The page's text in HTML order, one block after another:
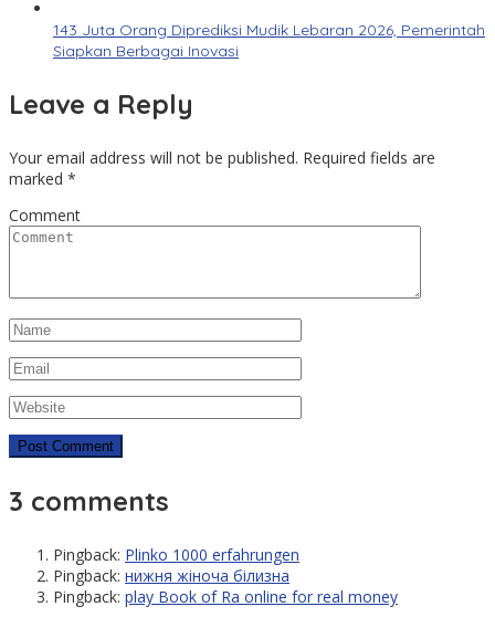
143 Juta Orang Diprediksi Mudik Lebaran 2026, Pemerintah
Siapkan Berbagai Inovasi
Leave a Reply
Your email address will not be published. Required fields are
marked *
Comment
3 comments
Pingback: Plinko 1000 erfahrungen
Pingback: нижня жіноча білизна
Pingback: play Book of Ra online for real money